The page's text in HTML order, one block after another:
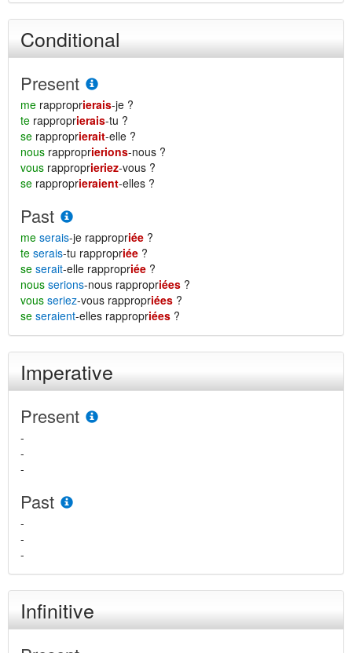
Conditional
Present
me rapproprierais-je ?
te rapproprierais-tu ?
se rapproprierait-elle ?
nous rapproprierions-nous ?
vous rapproprieriez-vous ?
se rapproprieraient-elles ?
Past
me serais-je rappropriée ?
te serais-tu rappropriée ?
se serait-elle rappropriée ?
nous serions-nous rappropriées ?
vous seriez-vous rappropriées ?
se seraient-elles rappropriées ?
Imperative
Present
-
-
-
Past
-
-
-
Infinitive